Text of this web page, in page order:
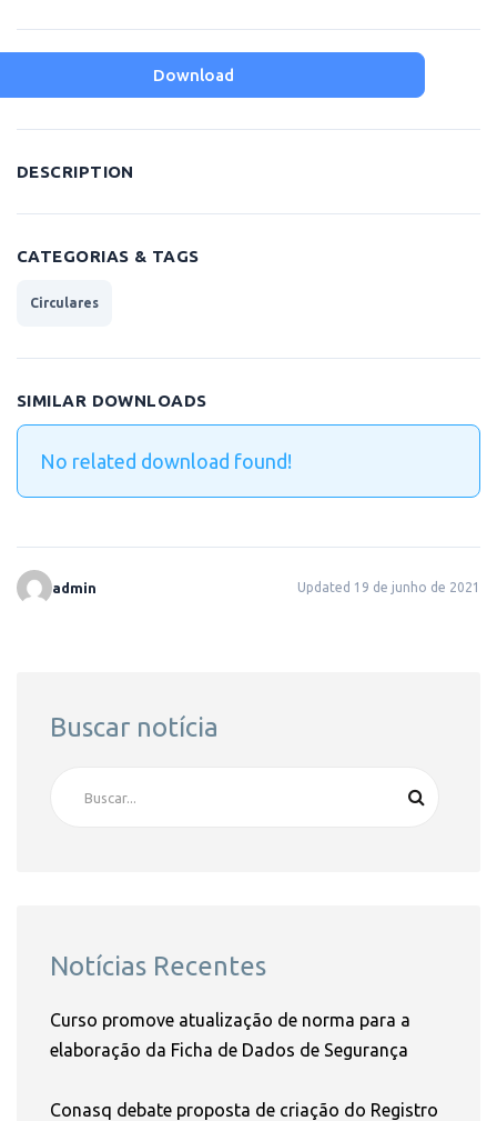
Download
DESCRIPTION
CATEGORIAS & TAGS
Circulares
SIMILAR DOWNLOADS
No related download found!
admin Updated 19 de junho de 2021
Buscar notícia
Notícias Recentes
Curso promove atualização de norma para a
elaboração da Ficha de Dados de Segurança
Conasq debate proposta de criação do Registro